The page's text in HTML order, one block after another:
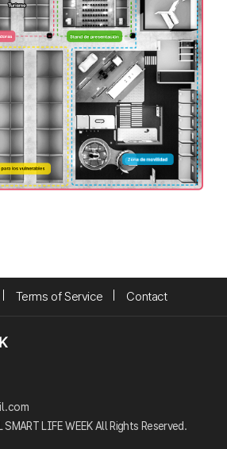
Terms of Service Contact
SMART LIFE WEEK All Rights Reserved.